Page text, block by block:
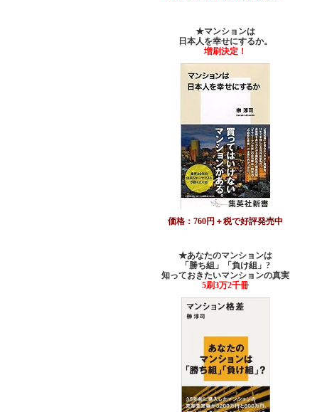
★マンションは
日本人を幸せにするか。
増刷決定！
価格：760円＋税で好評発売中
★あなたのマンションは
「勝ち組」「負け組」?
知っておきたいマンションの真実
5刷3万2千冊